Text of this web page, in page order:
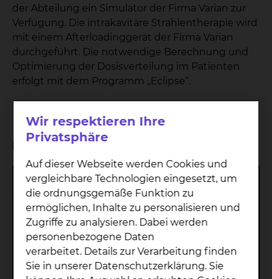
der Abteilung ein Simulator der Firma Varian zur
Verfügung. Die intrakavitäre Strahlentherapie wird
mit einem Afterloadinggerät der Firma Varian
durchgeführt. Die notwendige Berechnung und
Optimierung der Dosisverteilung im Patienten
erfolgt mit dem Programm „Eclipse“.
Planungssystem
Hersteller:
Varian
Typ:
Eclipse 13.6
Einsatzbereich:
Volumen Intensitätsmodulierte
Arc Therapie (RapiArc),
intensitätsmodulierte sowie
konventionelle 3d-
Bestrahlungsplanung,
Wir respektieren Ihre
Privatsphäre
Auf dieser Webseite werden Cookies und
vergleichbare Technologien eingesetzt, um
die ordnungsgemäße Funktion zu
ermöglichen, Inhalte zu personalisieren und
Zugriffe zu analysieren. Dabei werden
personenbezogene Daten
verarbeitet. Details zur Verarbeitung finden
Sie in unserer Datenschutzerklärung. Sie